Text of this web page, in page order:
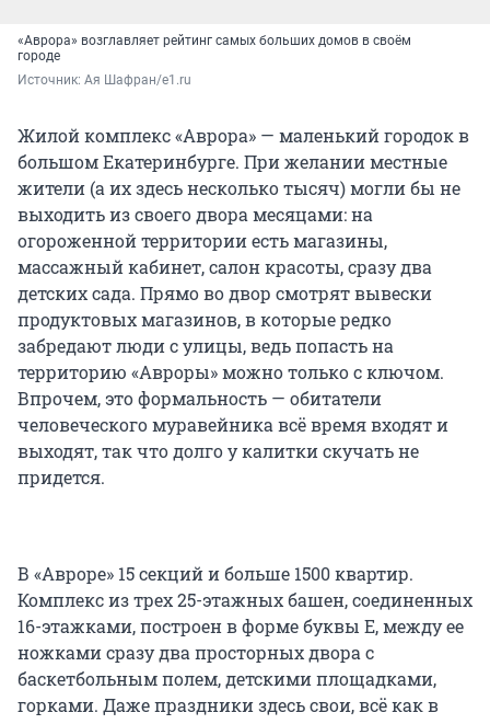
«Аврора» возглавляет рейтинг самых больших домов в своём
городе
Источник: Ая Шафран/e1.ru
Жилой комплекс «Аврора» — маленький городок в
большом Екатеринбурге. При желании местные
жители (а их здесь несколько тысяч) могли бы не
выходить из своего двора месяцами: на
огороженной территории есть магазины,
массажный кабинет, салон красоты, сразу два
детских сада. Прямо во двор смотрят вывески
продуктовых магазинов, в которые редко
забредают люди с улицы, ведь попасть на
территорию «Авроры» можно только с ключом.
Впрочем, это формальность — обитатели
человеческого муравейника всё время входят и
выходят, так что долго у калитки скучать не
придется.
В «Авроре» 15 секций и больше 1500 квартир.
Комплекс из трех 25-этажных башен, соединенных
16-этажками, построен в форме буквы Е, между ее
ножками сразу два просторных двора с
баскетбольным полем, детскими площадками,
горками. Даже праздники здесь свои, всё как в